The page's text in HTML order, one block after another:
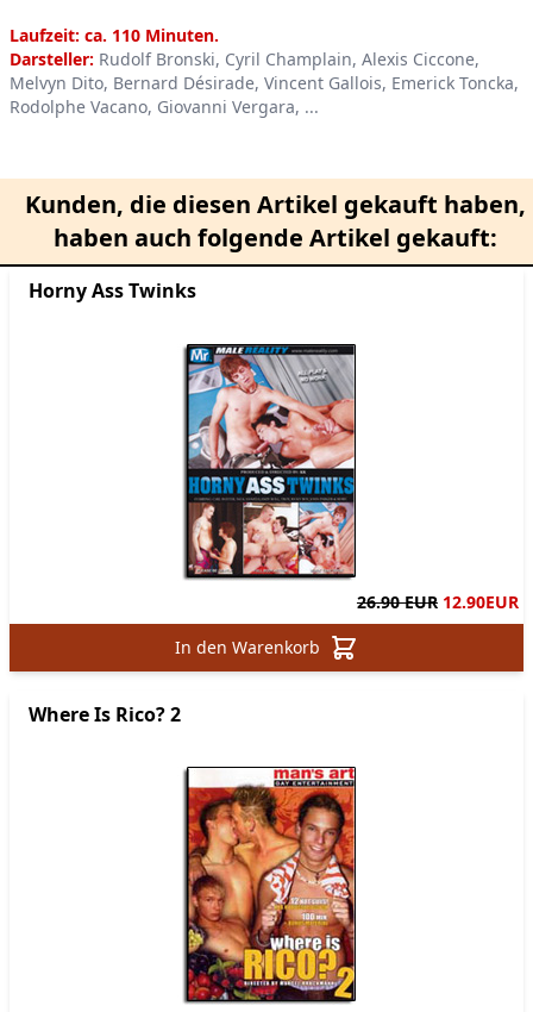
Product information
Laufzeit: ca. 110 Minuten.
Darsteller: Rudolf Bronski, Cyril Champlain, Alexis Ciccone,
Melvyn Dito, Bernard Désirade, Vincent Gallois, Emerick Toncka,
Rodolphe Vacano, Giovanni Vergara, ...
Kunden, die diesen Artikel gekauft haben,
haben auch folgende Artikel gekauft:
Horny Ass Twinks
26.90 EUR 12.90EUR
In den Warenkorb
Where Is Rico? 2